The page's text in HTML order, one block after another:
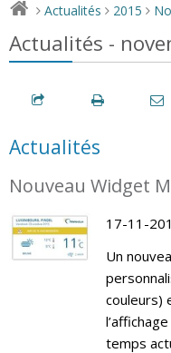
> Actualités > 2015 >
Actualités -
Actualités
Nouveau Widget
17-11-
Un
couleurs)
temps